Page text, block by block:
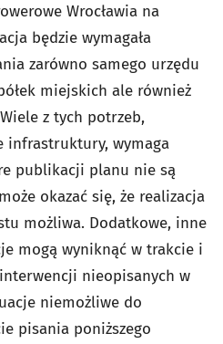
Wrocławia na
będzie wymagała
zarówno samego urzędu
miejskich ale również
z tych potrzeb,
infrastruktury, wymaga
publikacji planu nie są
okazać się, że realizacja
możliwa. Dodatkowe, inne
mogą wyniknąć w trakcie i
nieopisanych w
niemożliwe do
pisania poniższego